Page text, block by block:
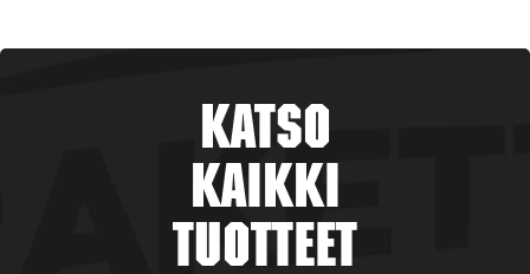
Katso
kaikki
tuotteet